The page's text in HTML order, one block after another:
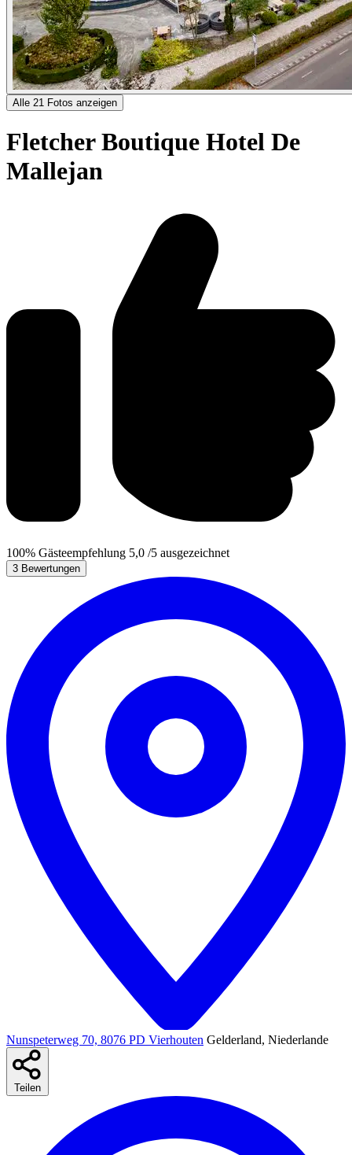
Alle 21 Fotos anzeigen
Fletcher Boutique Hotel De
Mallejan
100% Gästeempfehlung 5,0 /5 ausgezeichnet
3 Bewertungen
Nunspeterweg 70, 8076 PD Vierhouten Gelderland, Niederlande
Teilen